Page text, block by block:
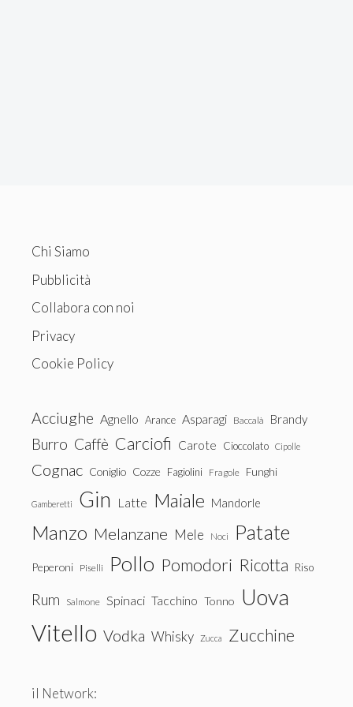
Chi Siamo
Pubblicità
Collabora con noi
Privacy
Cookie Policy
Acciughe Agnello Arance Asparagi Baccalà Brandy
Burro Caffè Carciofi Carote Cioccolato Cipolle
Cognac Coniglio Cozze Fagiolini Fragole Funghi
Gamberetti Gin Latte Maiale Mandorle
Manzo Melanzane Mele Noci Patate
Peperoni Piselli Pollo Pomodori Ricotta Riso
Rum Salmone Spinaci Tacchino Tonno Uova
Vitello Vodka Whisky Zucca Zucchine
il Network: